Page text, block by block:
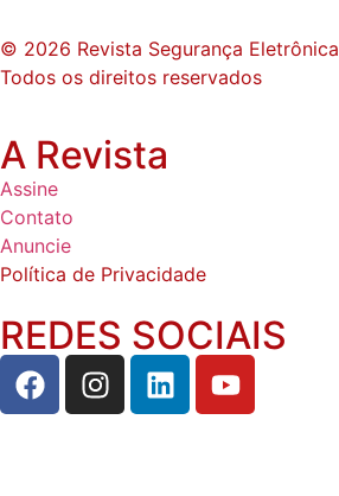
© 2026 Revista Segurança Eletrônica
Todos os direitos reservados
A Revista
Assine
Contato
Anuncie
Política de Privacidade
REDES SOCIAIS